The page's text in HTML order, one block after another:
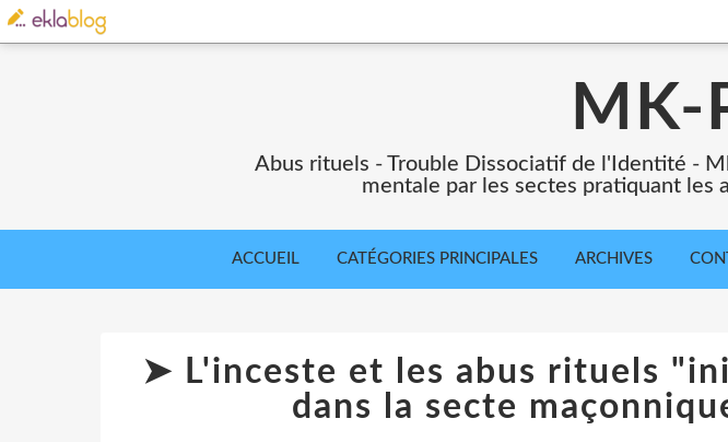
MK-
Abus rituels - Trouble Dissociatif de l'Identité -
mentale par les sectes pratiquant les
ACCUEIL CATÉGORIES PRINCIPALES ARCHIVES
➤ L'inceste et les abus rituels
dans la secte